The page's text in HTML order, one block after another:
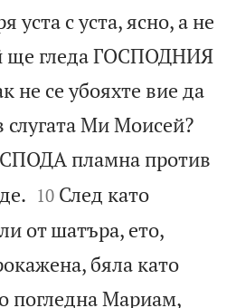
уста с уста, ясно, а не
ще гледа ГОСПОДНИЯ
не се убояхте вие да
слугата Ми Моисей?
пламна против


10 След като
от шатъра, ето,
бяла като
погледна Мариам,